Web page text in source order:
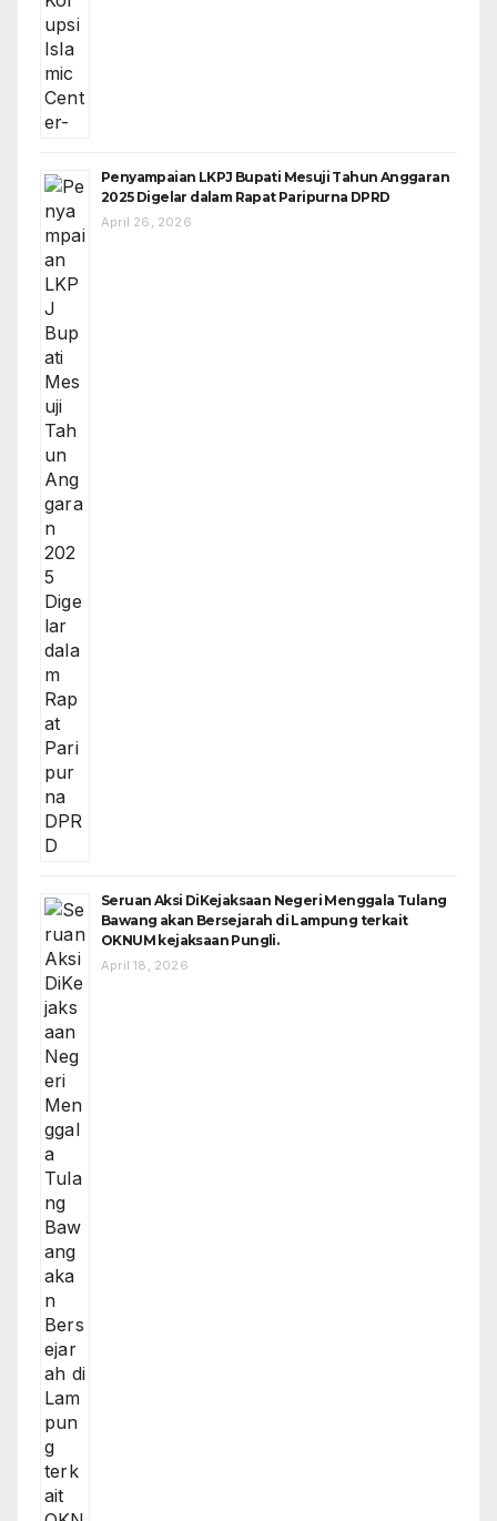
Penyampaian LKPJ Bupati Mesuji Tahun Anggaran
2025 Digelar dalam Rapat Paripurna DPRD
April 26, 2026
Seruan Aksi DiKejaksaan Negeri Menggala Tulang
Bawang akan Bersejarah di Lampung terkait
OKNUM kejaksaan Pungli.
April 18, 2026